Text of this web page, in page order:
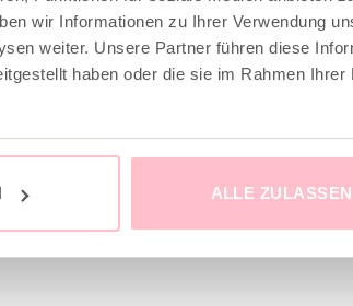
wir Informationen zu Ihrer Verwendung
weiter. Unsere Partner führen diese
haben oder die sie im Rahmen Ihrer
ALLE ZULASSEN
89,00 €
ist:
45,00 €.
MwSt. zzgl.Versandkosten
3-5 Tage